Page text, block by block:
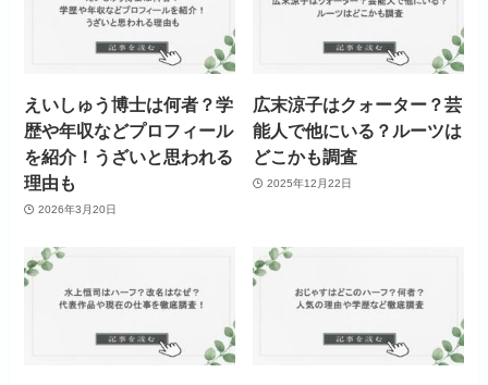
えいしゅう博士は何者？学
歴や年収などプロフィール
を紹介！うざいと思われる
理由も
2026年3月20日
広末涼子はクォーター？芸
能人で他にいる？ルーツは
どこかも調査
2025年12月22日